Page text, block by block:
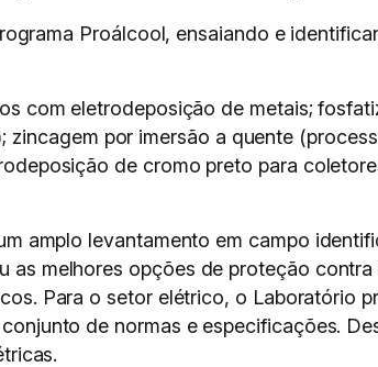
Proálcool, ensaiando e
com eletrodeposição de metais;
por imersão a quente
de cromo preto para
amplo levantamento em campo
as melhores opções de proteção
Para o setor elétrico, o Laboratório
de normas e especificações.